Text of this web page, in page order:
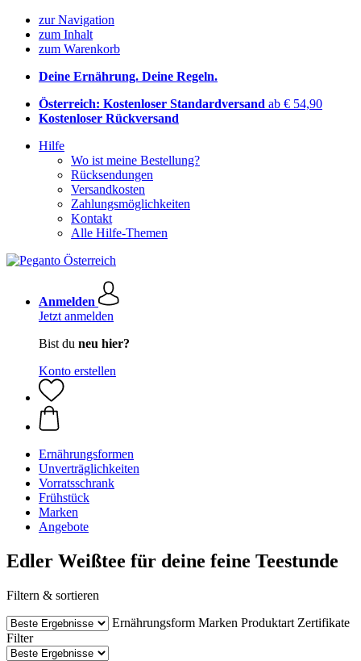
zur Navigation
zum Inhalt
zum Warenkorb
Deine Ernährung. Deine Regeln.
Österreich: Kostenloser Standardversand ab € 54,90
Kostenloser Rückversand
Hilfe
Wo ist meine Bestellung?
Rücksendungen
Versandkosten
Zahlungsmöglichkeiten
Kontakt
Alle Hilfe-Themen
Anmelden
Jetzt anmelden
Bist du neu hier?
Konto erstellen
Ernährungsformen
Unverträglichkeiten
Vorratsschrank
Frühstück
Marken
Angebote
Edler Weißtee für deine feine Teestunde
Filtern & sortieren
Ernährungsform Marken Produktart Zertifikate
Filter